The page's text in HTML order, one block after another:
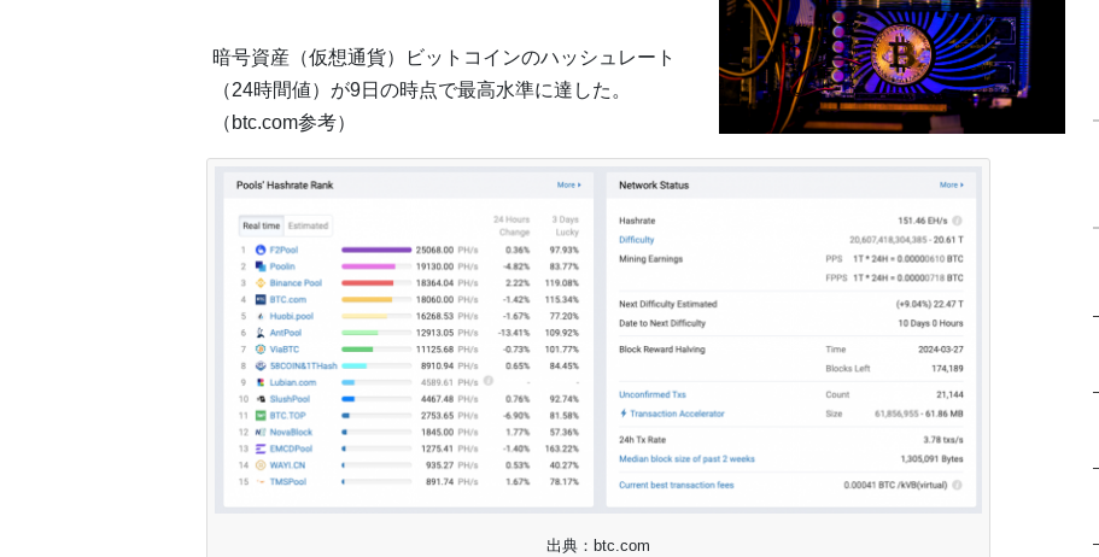
暗号資産（仮想通貨）ビットコインのハッシュレート
（24時間値）が9日の時点で最高水準に達した。
（btc.com参考）
出典：btc.com